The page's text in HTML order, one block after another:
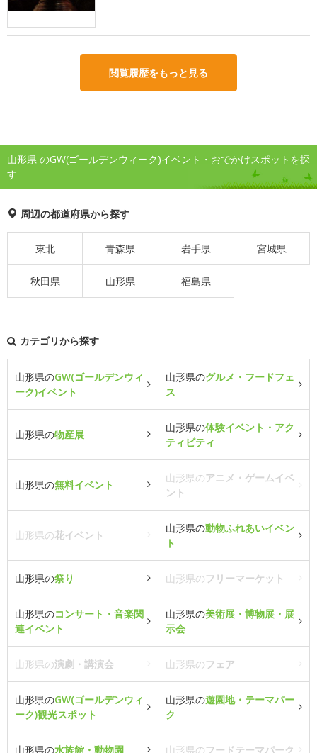
閲覧履歴をもっと見る
山形県 のGW(ゴールデンウィーク)イベント・おでかけスポットを探
す
周辺の都道府県から探す
東北 青森県 岩手県 宮城県
秋田県 山形県 福島県
カテゴリから探す
山形県のGW(ゴールデンウィ
ーク)イベント
山形県のグルメ・フードフェ
ス
山形県の物産展
山形県の体験イベント・アク
ティビティ
山形県の無料イベント
山形県のアニメ・ゲームイベ
ント
山形県の花イベント
山形県の動物ふれあいイベン
ト
山形県の祭り 山形県のフリーマーケット
山形県のコンサート・音楽関
連イベント
山形県の美術展・博物展・展
示会
山形県の演劇・講演会 山形県のフェア
山形県のGW(ゴールデンウィ
ーク)観光スポット
山形県の遊園地・テーマパー
ク
山形県の水族館・動物園 山形県のフードテーマパーク